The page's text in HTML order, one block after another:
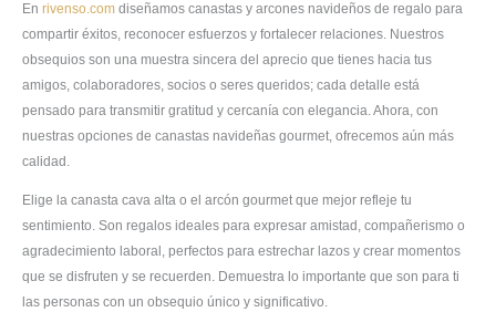
En rivenso.com diseñamos canastas y arcones navideños de regalo para
compartir éxitos, reconocer esfuerzos y fortalecer relaciones. Nuestros
obsequios son una muestra sincera del aprecio que tienes hacia tus
amigos, colaboradores, socios o seres queridos; cada detalle está
pensado para transmitir gratitud y cercanía con elegancia. Ahora, con
nuestras opciones de canastas navideñas gourmet, ofrecemos aún más
calidad.
Elige la canasta cava alta o el arcón gourmet que mejor refleje tu
sentimiento. Son regalos ideales para expresar amistad, compañerismo o
agradecimiento laboral, perfectos para estrechar lazos y crear momentos
que se disfruten y se recuerden. Demuestra lo importante que son para ti
las personas con un obsequio único y significativo.